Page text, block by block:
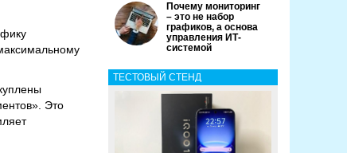
Это
Почему мониторинг
– это не набор
графиков, а основа
управления ИТ-
системой
ТЕСТОВЫЙ СТЕНД